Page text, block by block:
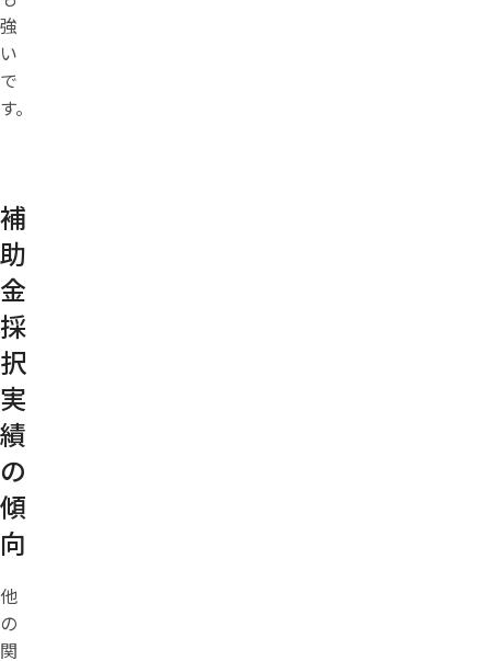
強
い
で
す。
補
助
金
採
択
実
績
の
傾
向
他
の
関